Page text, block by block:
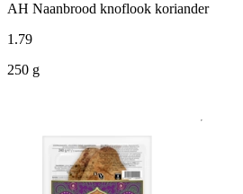
AH Naanbrood knoflook koriander
1 .79
250 g